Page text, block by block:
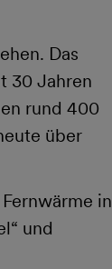
Das
30 Jahren
rund 400
über
in
und